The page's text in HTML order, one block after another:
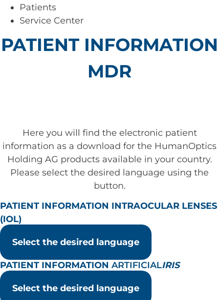
Patients
Service Center
PATIENT INFORMATION
MDR
Here you will find the electronic patient
information as a download for the HumanOptics
Holding AG products available in your country.
Please select the desired language using the
button.
PATIENT INFORMATION INTRAOCULAR LENSES
(IOL)
Select the desired language
PATIENT INFORMATION ARTIFICIALIRIS
Select the desired language